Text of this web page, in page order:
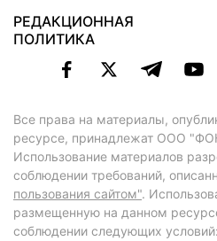
РЕДАКЦИОННАЯ
ПОЛИТИКА
Все права на материалы,
ресурсе, принадлежат ООО
Использование материалов
соблюдении требований,
пользования сайтом".
размещенную на данном
соблюдении следующих